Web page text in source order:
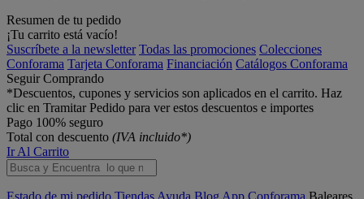
Resumen de tu pedido
¡Tu carrito está vacío!
Suscríbete a la newsletter Todas las promociones Colecciones
Conforama Tarjeta Conforama Financiación Catálogos Conforama
Seguir Comprando
*Descuentos, cupones y servicios son aplicados en el carrito. Haz
clic en Tramitar Pedido para ver estos descuentos e importes
Pago 100% seguro
Total con descuento (IVA incluido*)
Ir Al Carrito
Estado de mi pedido Tiendas Ayuda Blog App Conforama Baleares